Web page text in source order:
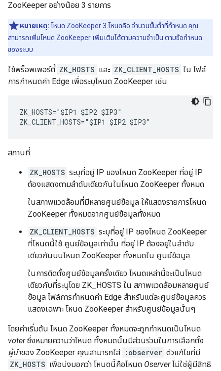
ZooKeeper อย่างน้อย 3 รายการ
หมายเหตุ: โหนด ZooKeeper 3 โหนดคือ จำนวนขั้นต่ำที่กำหนด คุณ
สามารถเพิ่มโหนด ZooKeeper เพิ่มเติมได้ตามความจำเป็น ตามข้อกำหนด
ของระบบ
ใช้พร็อพเพอร์ตี้ ZK_HOSTS และ ZK_CLIENT_HOSTS ใน ไฟล์
การกำหนดค่า Edge เพื่อระบุโหนด ZooKeeper เช่น
ZK_HOSTS="$IP1 $IP2 $IP3"
ZK_CLIENT_HOSTS="$IP1 $IP2 $IP3"
สถานที่:
ZK_HOSTS ระบุที่อยู่ IP ของโหนด ZooKeeper ที่อยู่ IP
ต้องแสดงตามลำดับเดียวกันในโหนด ZooKeeper ทั้งหมด
ในสภาพแวดล้อมที่มีหลายศูนย์ข้อมูล ให้แสดงรายการโหนด
ZooKeeper ทั้งหมดจากศูนย์ข้อมูลทั้งหมด
ZK_CLIENT_HOSTS ระบุที่อยู่ IP ของโหนด ZooKeeper
ที่โหนดนี้ใช้ ศูนย์ข้อมูลเท่านั้น ที่อยู่ IP ต้องอยู่ในลำดับ
เดียวกันบนโหนด ZooKeeper ทั้งหมดใน ศูนย์ข้อมูล
ในการติดตั้งศูนย์ข้อมูลครั้งเดียว โหนดเหล่านี้จะเป็นโหนด
เดียวกับที่ระบุโดย ZK_HOSTS ใน สภาพแวดล้อมหลายศูนย์
ข้อมูล ไฟล์การกำหนดค่า Edge สำหรับแต่ละศูนย์ข้อมูลควร
แสดงเฉพาะ โหนด ZooKeeper สำหรับศูนย์ข้อมูลนั้นๆ
โดยค่าเริ่มต้น โหนด ZooKeeper ทั้งหมดจะถูกกำหนดเป็นโหนด
voterซึ่งหมายความว่าโหนด ทั้งหมดนั้นมีส่วนร่วมในการเลือกตั้ง
ผู้นำของ ZooKeeper คุณสามารถใส่ :observer ตัวแก้ไขที่มี
ZK_HOSTS เพื่อบ่งบอกว่า โหนดนี้คือโหนด Oserverไม่ใช่ผู้มีสิทธิ